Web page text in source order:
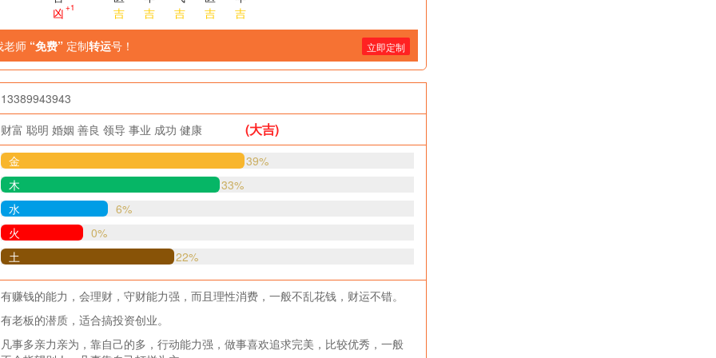
凶 +1
吉
吉
吉
吉
吉
老师 “免费” 定制转运号！ 立即定制
13389943943
财富 聪明 婚姻 善良 领导 事业 成功 健康 (大吉)
金
39%
木
33%
水
6%
火
0%
土
22%
有赚钱的能力，会理财，守财能力强，而且理性消费，一般不乱花钱，财运不错。
有老板的潜质，适合搞投资创业。
凡事多亲力亲为，靠自己的多，行动能力强，做事喜欢追求完美，比较优秀，一般